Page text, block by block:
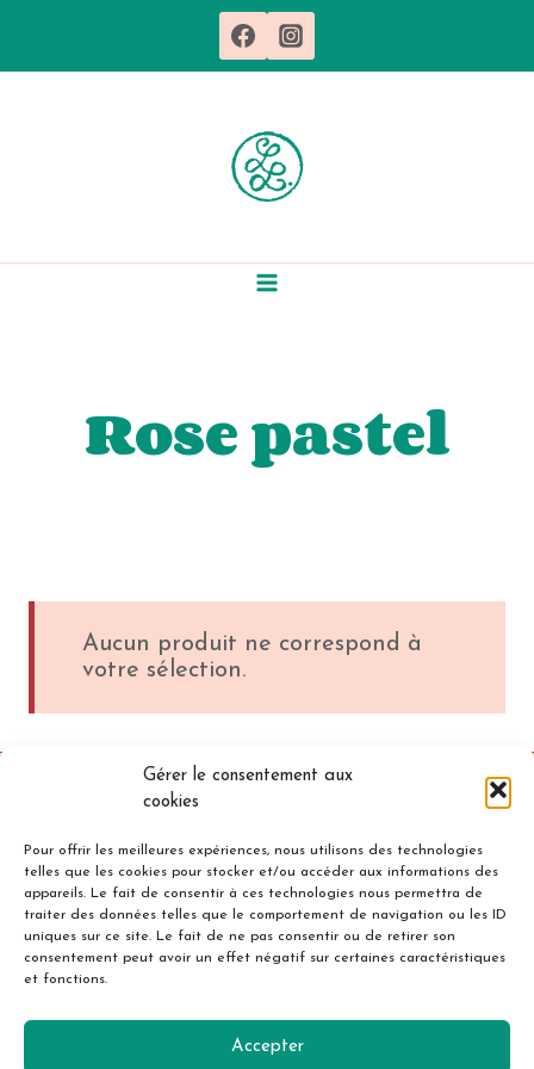
Gérer le consentement aux
cookies
Pour offrir les meilleures expériences, nous utilisons des technologies
telles que les cookies pour stocker et/ou accéder aux informations des
appareils. Le fait de consentir à ces technologies nous permettra de
traiter des données telles que le comportement de navigation ou les ID
uniques sur ce site. Le fait de ne pas consentir ou de retirer son
consentement peut avoir un effet négatif sur certaines caractéristiques
et fonctions.
Accepter
Rose pastel
Aucun produit ne correspond à
votre sélection.
Accueil
Mentions légales
Contact